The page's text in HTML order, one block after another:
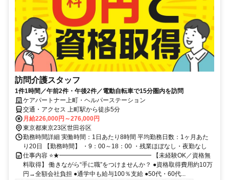
訪問介護スタッフ
1件1時間／午前2件・午後2件／電動自転車で15分圏内を訪問
ケアパートナー上町・ヘルパーステーション
交通・アクセス 上町駅から徒歩5分
月給226,000円～276,000円
東京都東京23区世田谷区
勤務時間詳細 実働時間：1日あたり8時間 平均勤務日数：1ヶ月あた
り20日 【勤務時間】 ・9：00～18：00 ・残業ほぼなし・夜勤なし
仕事内容 ⭐★━━━━━━━━━━━━━━━ 【未経験OK／資格無
料取得】 働きながら“手に職”をつけませんか？ ●資格取得費用約10万
円→全額会社負担 ●通学中も給与100％支給 ●50代・60代...